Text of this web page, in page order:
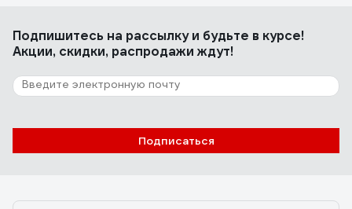
Подпишитесь на рассылкуи будьте в курсе!
Акции, скидки, распродажи ждут!
Подписаться